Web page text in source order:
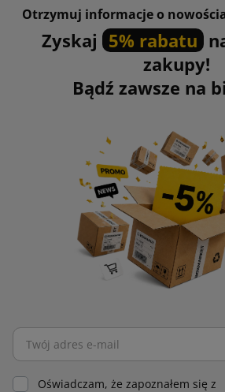
Otrzymuj informacje o
Zyskaj 5% rabatu
zakupy!
Bądź zawsze na
Oświadczam, że zapoznałem się z